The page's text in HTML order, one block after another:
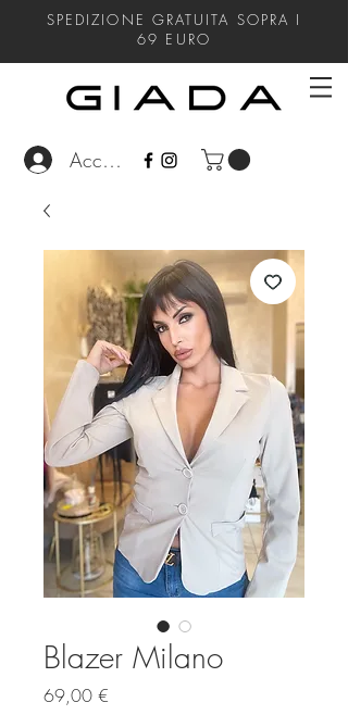
SPEDIZIONE GRATUITA SOPRA I
69 EURO
Accedi
Blazer Milano
69,00 €